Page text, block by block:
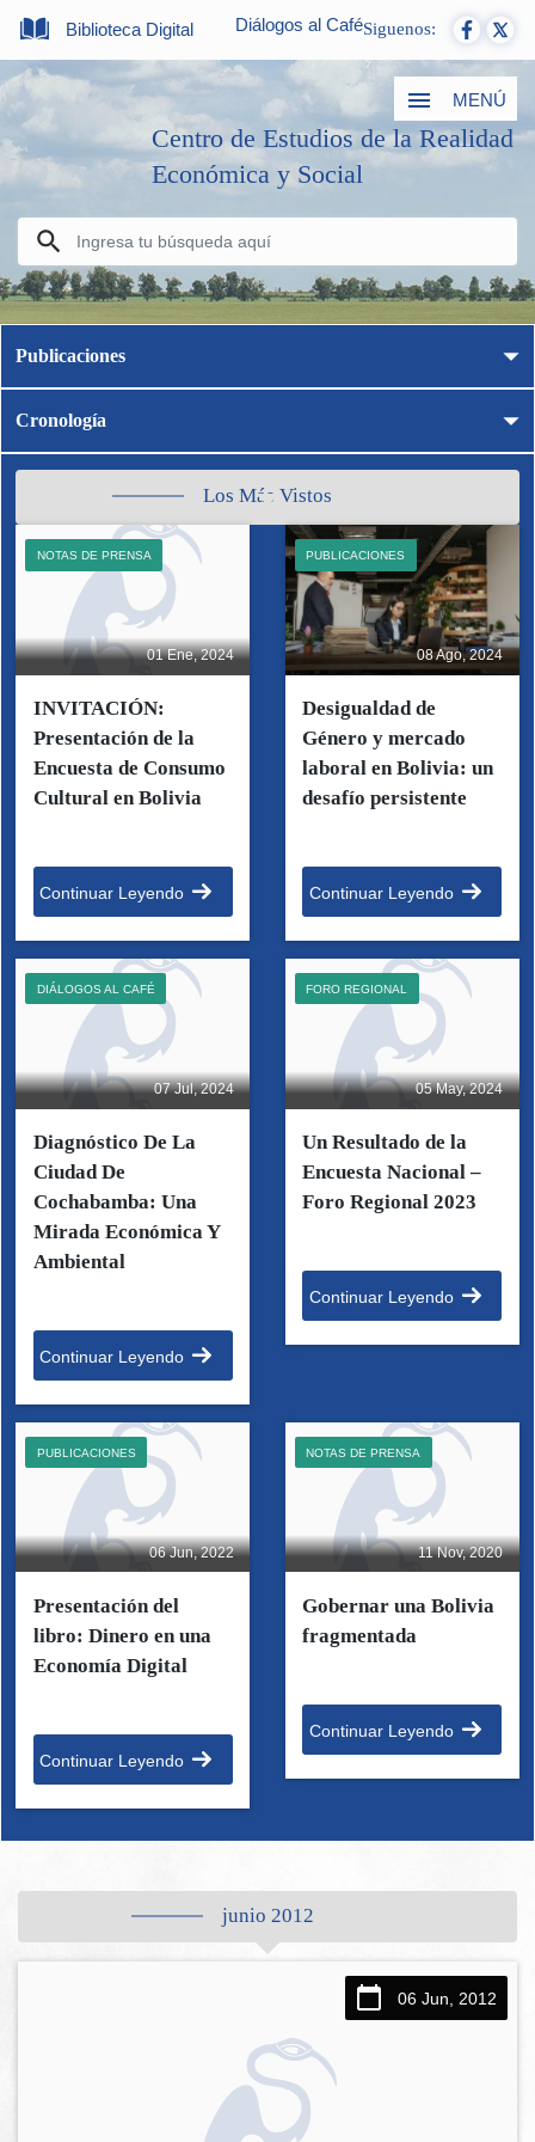
Biblioteca Digital Diálogos al CaféSiguenos:
MENÚ
Centro de Estudios de la Realidad
Económica y Social
Publicaciones
Cronología
Los Más Vistos
01 Ene, 2024
NOTAS DE PRENSA
INVITACIÓN:
Presentación de la
Encuesta de Consumo
Cultural en Bolivia
Continuar Leyendo
08 Ago, 2024
PUBLICACIONES
Desigualdad de
Género y mercado
laboral en Bolivia: un
desafío persistente
Continuar Leyendo
07 Jul, 2024
DIÁLOGOS AL CAFÉ
Diagnóstico De La
Ciudad De
Cochabamba: Una
Mirada Económica Y
Ambiental
Continuar Leyendo
05 May, 2024
FORO REGIONAL
Un Resultado de la
Encuesta Nacional –
Foro Regional 2023
Continuar Leyendo
06 Jun, 2022
PUBLICACIONES
Presentación del
libro: Dinero en una
Economía Digital
Continuar Leyendo
11 Nov, 2020
NOTAS DE PRENSA
Gobernar una Bolivia
fragmentada
Continuar Leyendo
junio 2012
06 Jun, 2012